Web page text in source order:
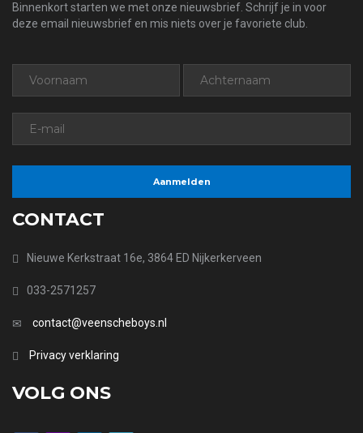
Binnenkort starten we met onze nieuwsbrief. Schrijf je in voor
deze email nieuwsbrief en mis niets over je favoriete club.
CONTACT
Nieuwe Kerkstraat 16e, 3864 ED Nijkerkerveen
033-2571257
contact@veenscheboys.nl
Privacy verklaring
VOLG ONS